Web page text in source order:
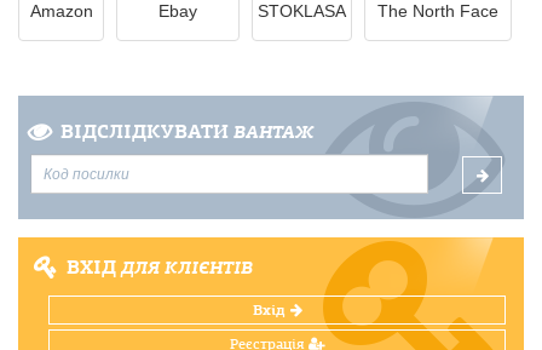
Amazon Ebay STOKLASA The North Face
ВІДСЛІДКУВАТИ ВАНТАЖ
ВХІДДЛЯ КЛІЄНТІВ
Вхід
Реєстрація